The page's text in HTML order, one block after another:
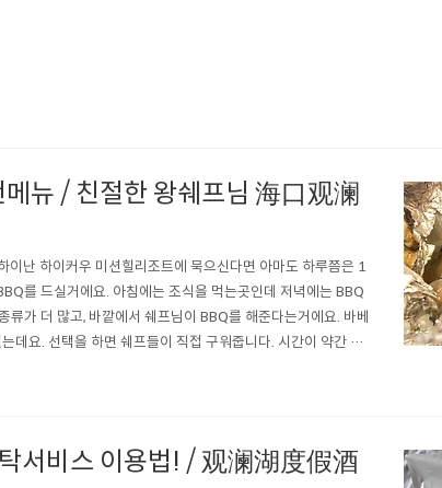
뉴 / 친절한 왕쉐프님 海口观澜
난 하이커우 미션힐리조트에 묵으신다면 아마도 하루쯤은 1
를 드실거에요. 아침에는 조식을 먹는곳인데 저녁에는 BBQ
가 더 많고, 바깥에서 쉐프님이 BBQ를 해준다는거에요. 바베
데요. 선택을 하면 쉐프들이 직접 구워줍니다. 시간이 약간 걸
나머지는 다 먹어보았는데 다 맛있어요. 특히 석화는 정말정
서비스 이용법! / 观澜湖度假酒